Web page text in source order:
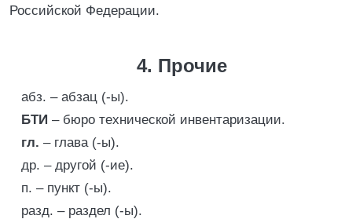
Российской Федерации.
4. Прочие
абз. – абзац (-ы).
БТИ – бюро технической инвентаризации.
гл. – глава (-ы).
др. – другой (-ие).
п. – пункт (-ы).
разд. – раздел (-ы).